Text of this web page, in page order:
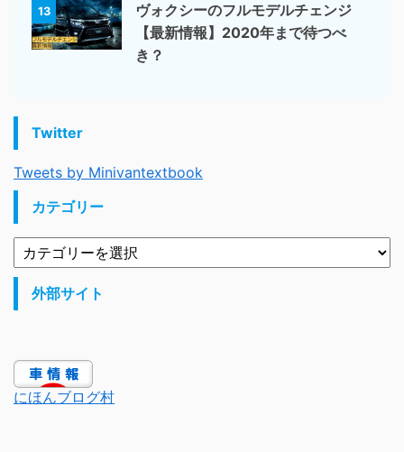
13
ヴォクシーのフルモデルチェンジ
【最新情報】2020年まで待つべ
き？
Twitter
Tweets by Minivantextbook
カテゴリー
外部サイト
にほんブログ村